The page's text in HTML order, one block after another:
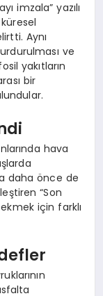
imzala” yazılı
Aynı
ve
yakıtların
bir
hava
daha önce de
“Son
için farklı